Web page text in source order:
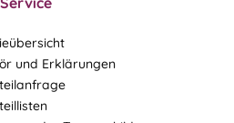
und Erklärungen